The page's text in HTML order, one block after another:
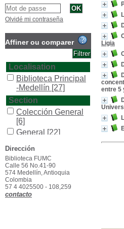
Ligia
entre 5
Olvidé mi contraseña
Affiner ou comparer
Localisation
Biblioteca Principal
-Medellín [27]
Section
Colección General
[6]
General
[22]
Type de document
texto impreso
Dirección
Biblioteca FUMC
Calle 56 No.41-90
574 Medellín, Antioquia
Colombia
57 4 4025500 - 108,259
contacto